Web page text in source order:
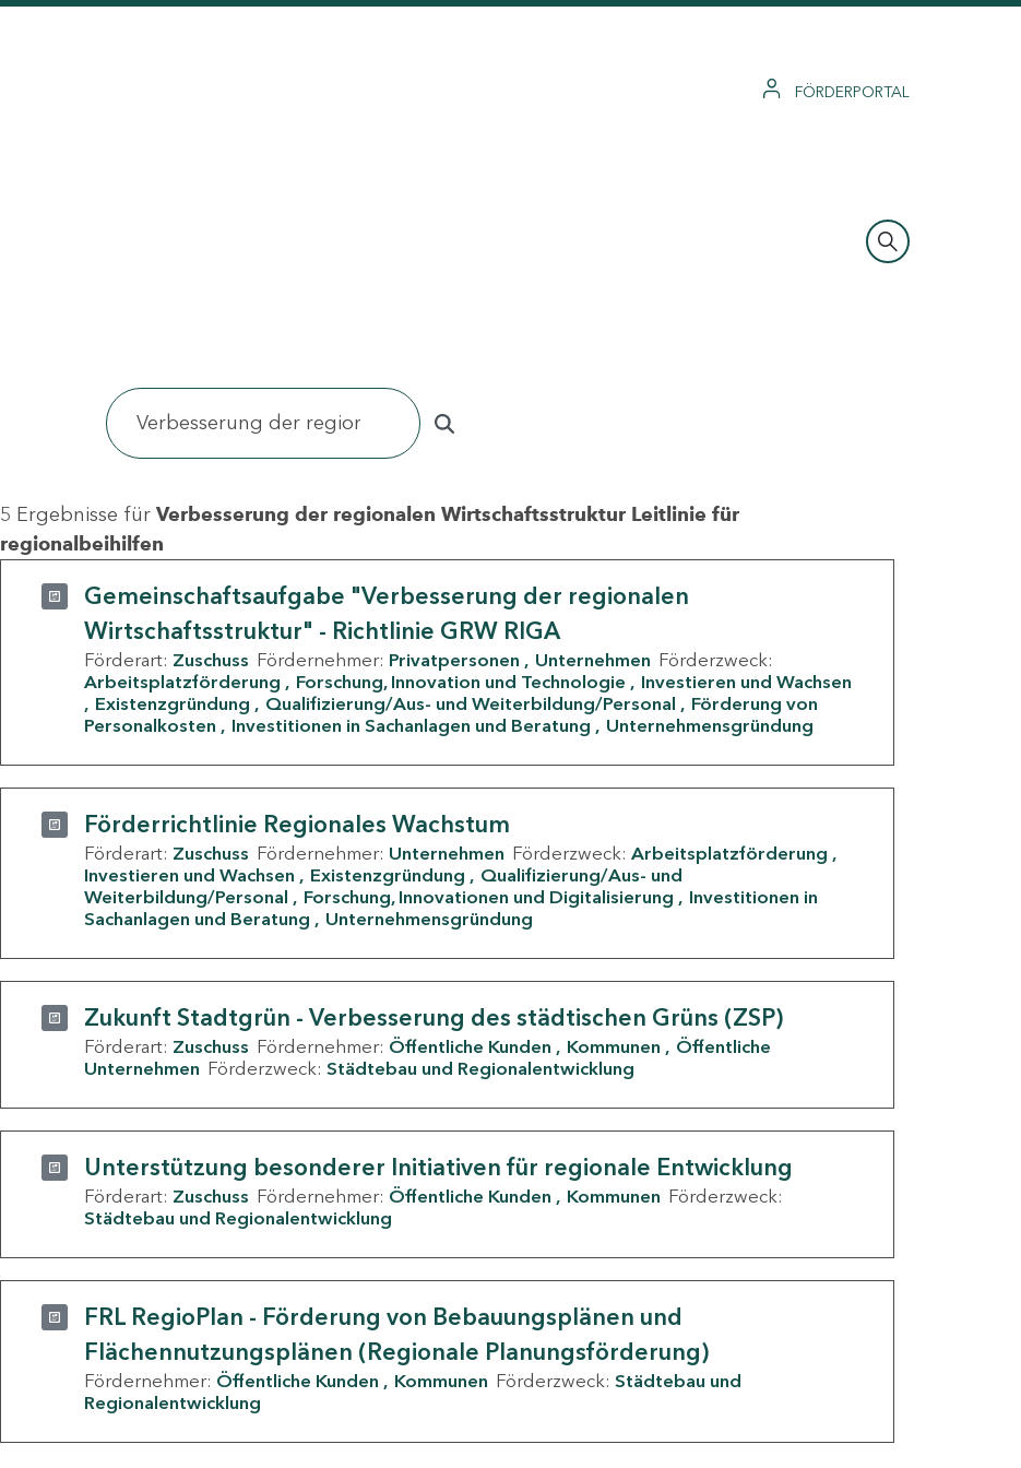
FÖRDERPORTAL
5 Ergebnisse für Verbesserung der regionalen Wirtschaftsstruktur Leitlinie für
regionalbeihilfen
Gemeinschaftsaufgabe "Verbesserung der regionalen
Wirtschaftsstruktur" - Richtlinie GRW RIGA
Förderart: Zuschuss Fördernehmer: Privatpersonen Unternehmen Förderzweck:
Arbeitsplatzförderung
Forschung, Innovation und Technologie
Investieren und Wachsen
Existenzgründung
Qualifizierung/Aus- und Weiterbildung/Personal
Förderung von
Personalkosten
Investitionen in Sachanlagen und Beratung Unternehmensgründung
Förderrichtlinie Regionales Wachstum
Förderart: Zuschuss Fördernehmer: Unternehmen Förderzweck: Arbeitsplatzförderung
Investieren und Wachsen
Existenzgründung
Qualifizierung/Aus- und
Weiterbildung/Personal
Forschung, Innovationen und Digitalisierung
Investitionen in
Sachanlagen und Beratung
Unternehmensgründung
Zukunft Stadtgrün - Verbesserung des städtischen Grüns (ZSP)
Förderart: Zuschuss Fördernehmer: Öffentliche Kunden Kommunen
Öffentliche
Unternehmen Förderzweck: Städtebau und Regionalentwicklung
Unterstützung besonderer Initiativen für regionale Entwicklung
Förderart: Zuschuss Fördernehmer: Öffentliche Kunden Kommunen Förderzweck:
Städtebau und Regionalentwicklung
FRL RegioPlan - Förderung von Bebauungsplänen und
Flächennutzungsplänen (Regionale Planungsförderung)
Fördernehmer: Öffentliche Kunden Kommunen Förderzweck: Städtebau und
Regionalentwicklung